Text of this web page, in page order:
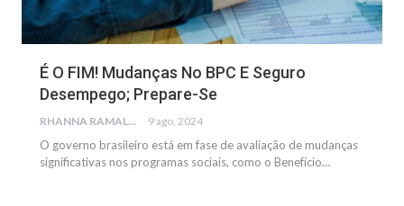
É O FIM! Mudanças No BPC E Seguro
Desempego; Prepare-Se
RHANNA RAMALHO 9 ago, 2024
O governo brasileiro está em fase de avaliação de mudanças
significativas nos programas sociais, como o Benefício…